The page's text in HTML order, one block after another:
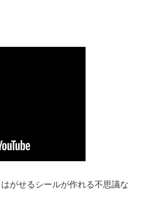
がせるシールが作れる不思議な